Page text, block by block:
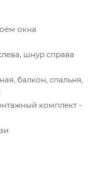
окна
шнур справа
балкон, спальня,
комплект -